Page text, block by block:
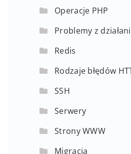
Operacje PHP
Problemy z
Redis
Rodzaje błędów
SSH
Serwery
Strony WWW
Migracja